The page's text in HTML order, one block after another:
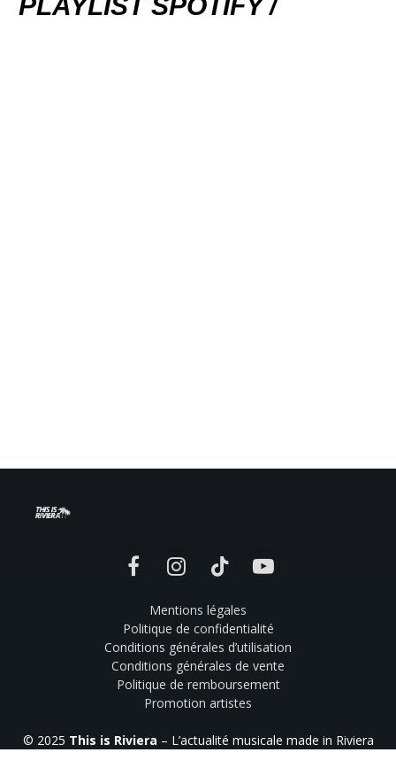
FacebookInstagramTikTok YouTube
Mentions légales
Politique de confidentialité
Conditions générales d’utilisation
Conditions générales de vente
Politique de remboursement
Promotion artistes
© 2025 This is Riviera – L’actualité musicale made in Riviera